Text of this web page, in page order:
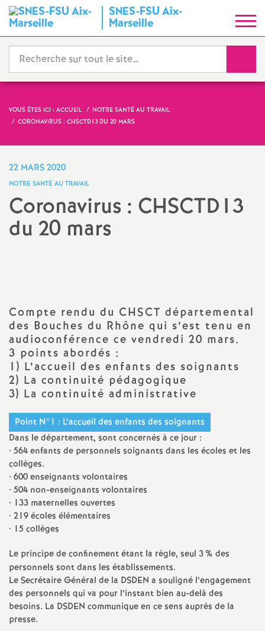
SNES-FSU Aix-
Marseille
y
n
i
a
t
i
o
n
a
s
E
VOUS ÊTES ICI : ACCUEIL
NOTRE SANTÉ AU TRAVAIL
CORONAVIRUS : CHSCTD13 DU 20 MARS
22 MARS 2020
NOTRE SANTÉ AU TRAVAIL
Coronavirus : CHSCTD13
du 20 mars
Compte rendu du CHSCT départemental
des Bouches du Rhône qui s’est tenu en
audioconférence ce vendredi 20 mars.
3 points abordés :
1) L’accueil des enfants des soignants
2) La continuité pédagogique
3) La continuité administrative
Point N°1 : L’accueil des enfants des soignants
Dans le département, sont concernés à ce jour :
• 564 enfants de personnels soignants dans les écoles et les
collèges.
• 600 enseignants volontaires
• 504 non-enseignants volontaires
• 133 maternelles ouvertes
• 219 écoles élémentaires
• 15 collèges
Le principe de confinement étant la règle, seul 3% des
personnels sont dans les établissements.
Le Secrétaire Général de la DSDEN a souligné l’engagement
des personnels qui va pour l’instant bien au-delà des
besoins. La DSDEN communique en ce sens auprès de la
presse.